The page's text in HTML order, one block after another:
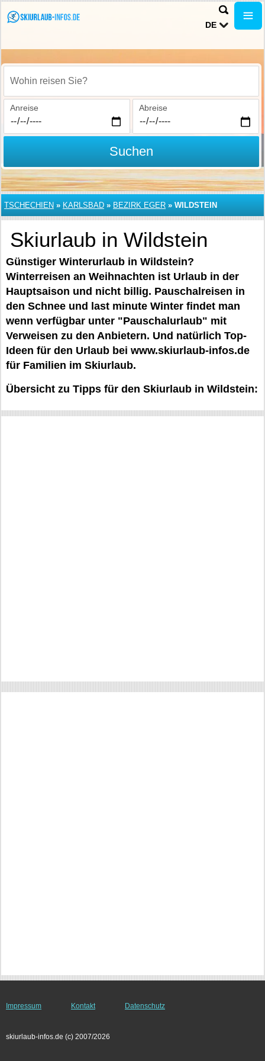
DE
Wohin reisen Sie?
Anreise Abreise
Suchen
TSCHECHIEN » KARLSBAD » BEZIRK EGER » WILDSTEIN
Skiurlaub in Wildstein
Günstiger Winterurlaub in Wildstein?
Winterreisen an Weihnachten ist Urlaub in der
Hauptsaison und nicht billig. Pauschalreisen in
den Schnee und last minute Winter findet man
wenn verfügbar unter "Pauschalurlaub" mit
Verweisen zu den Anbietern. Und natürlich Top-
Ideen für den Urlaub bei www.skiurlaub-infos.de
für Familien im Skiurlaub.
Übersicht zu Tipps für den Skiurlaub in Wildstein:
Impressum Kontakt Datenschutz
skiurlaub-infos.de (c) 2007/2026